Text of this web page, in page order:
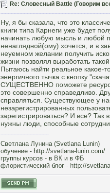
Re: Словесный Battle (Говорим
Ну, я бы сказала, что это
книги типа Карнеги уже будет
начинать любую мысль и любой
ненаглядной(ому) хочется, и в
неуемном желании получить
жизни позволял выработать
Пытаюсь найти реальное какое-
энергичного тычка с кнопку
СУЩЕСТВЕННО поможете
это совершенно справедливо.
справляться. Существующее у
незарегистрированных
зарегистрироваться? И все?
нужны люди, способные
Светлана Лунина (Svetlana Lunin)
обучение - http://svetlana-lunin.com/
группы курсов - в ВК и в ФБ
флористический блог - http://